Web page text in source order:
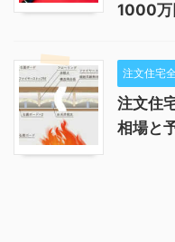
1000万
注文住宅
注文住
相場と